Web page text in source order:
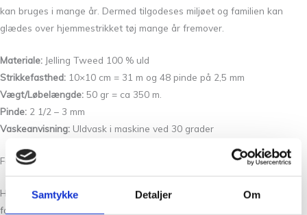
Samtykke Detaljer Om
kan bruges i mange år. Dermed tilgodeses miljøet og familien kan
glædes over hjemmestrikket tøj mange år fremover.
Materiale: Jelling Tweed 100 % uld
Strikkefasthed: 10×10 cm = 31 m og 48 pinde på 2,5 mm
Vægt/Løbelængde: 50 gr = ca 350 m.
Pinde: 2 1/2 – 3 mm
Vaskeanvisning: Uldvask i maskine ved 30 grader
For Www.NordicYarnLab.dk
Hos Tante Grøn CPH har vi et stort udvalg af garner i mange skønne
farver. Så hvis du vil have syn for sagen og mærke garnet mellem